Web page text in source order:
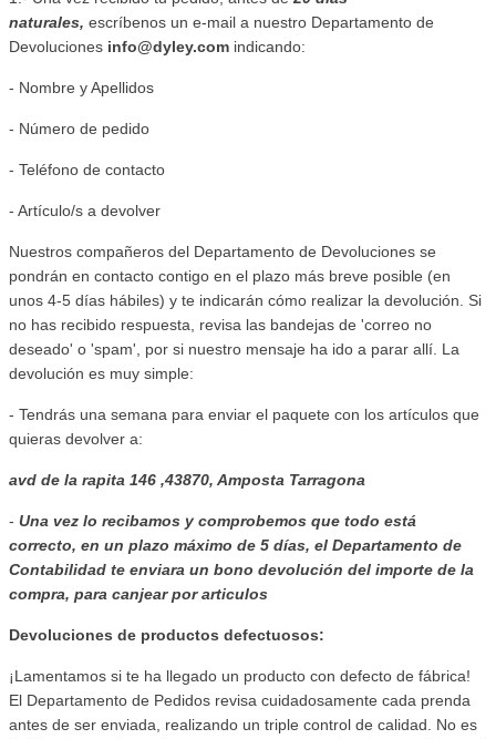
naturales, escríbenos un e-mail a nuestro Departamento de
Devoluciones info@dyley.com indicando:
- Nombre y Apellidos
- Número de pedido
- Teléfono de contacto
- Artículo/s a devolver
Nuestros compañeros del Departamento de Devoluciones se
pondrán en contacto contigo en el plazo más breve posible (en
unos 4-5 días hábiles) y te indicarán cómo realizar la devolución. Si
no has recibido respuesta, revisa las bandejas de 'correo no
deseado' o 'spam', por si nuestro mensaje ha ido a parar allí. La
devolución es muy simple:
- Tendrás una semana para enviar el paquete con los artículos que
quieras devolver a:
avd de la rapita 146 ,43870, Amposta Tarragona
- Una vez lo recibamos y comprobemos que todo está
correcto, en un plazo máximo de 5 días, el Departamento de
Contabilidad te enviara un bono devolución del importe de la
compra, para canjear por articulos
Devoluciones de productos defectuosos:
¡Lamentamos si te ha llegado un producto con defecto de fábrica!
El Departamento de Pedidos revisa cuidadosamente cada prenda
antes de ser enviada, realizando un triple control de calidad. No es